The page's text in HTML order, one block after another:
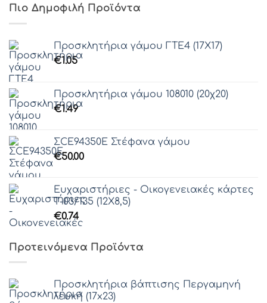
Πιο Δημοφιλή Προϊόντα
Προσκλητήρια γάμου ΓΤΕ4 (17Χ17)
€1.05
Προσκλητήρια γάμου 108010 (20χ20)
€1.49
ΣCE94350E Στέφανα γάμου
€50.00
Ευχαριστήριες - Οικογενειακές κάρτες
Τ-03/135 (12Χ8,5)
€0.74
Προτεινόμενα Προϊόντα
Προσκλητήρια βάπτισης Περγαμηνή
λευκή (17x23)